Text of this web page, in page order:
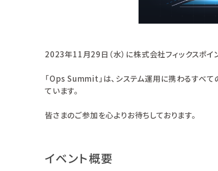
2023年11月29日（水）に株式会社フィックスポ
「Ops Summit」は、システム運用に携わるすべ
ています。
皆さまのご参加を心よりお待ちしております。
イベント概要